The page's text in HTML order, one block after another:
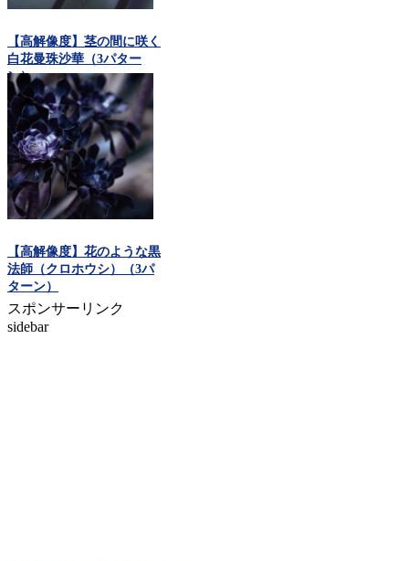
【高解像度】茎の間に咲く
白花曼珠沙華（3パター
ン）
【高解像度】花のような黒
法師（クロホウシ）（3パ
ターン）
スポンサーリンク
sidebar